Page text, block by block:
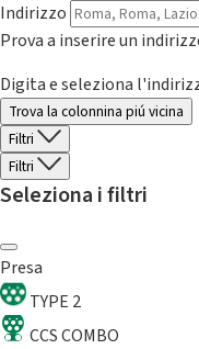
Indirizzo
Prova a inserire un
Digita e seleziona
Trova la colonnina piú vicina
Filtri
Filtri
Seleziona i filtri
Presa
TYPE 2
CCS COMBO